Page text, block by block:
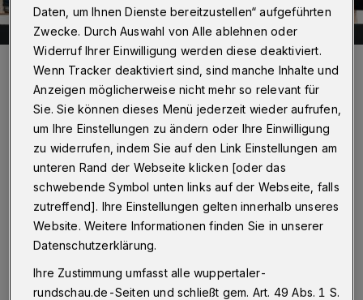
Peter Neururer (re.) bei der Trikotvorstellung im September 2020 im
Stadion am Zoo. Zweiter von links: Friedhelm Runge.
Foto: Jochen Classen
Von Jörn Koldehoff
R undschau: Herr Neururer, Sie sind
Repräsentant der Stölting GmbH, die seit
September 2020 Trikotsponsor des WSV ist. Wie
Daten, um Ihnen Dienste bereitzustellen“ aufgeführten
Zwecke. Durch Auswahl von Alle ablehnen oder
Widerruf Ihrer Einwilligung werden diese deaktiviert.
Wenn Tracker deaktiviert sind, sind manche Inhalte und
Anzeigen möglicherweise nicht mehr so relevant für
Sie. Sie können dieses Menü jederzeit wieder aufrufen,
um Ihre Einstellungen zu ändern oder Ihre Einwilligung
zu widerrufen, indem Sie auf den Link Einstellungen am
unteren Rand der Webseite klicken [oder das
schwebende Symbol unten links auf der Webseite, falls
zutreffend]. Ihre Einstellungen gelten innerhalb unseres
Website. Weitere Informationen finden Sie in unserer
Datenschutzerklärung.
Ihre Zustimmung umfasst alle wuppertaler-
rundschau.de-Seiten und schließt gem. Art. 49 Abs. 1 S.